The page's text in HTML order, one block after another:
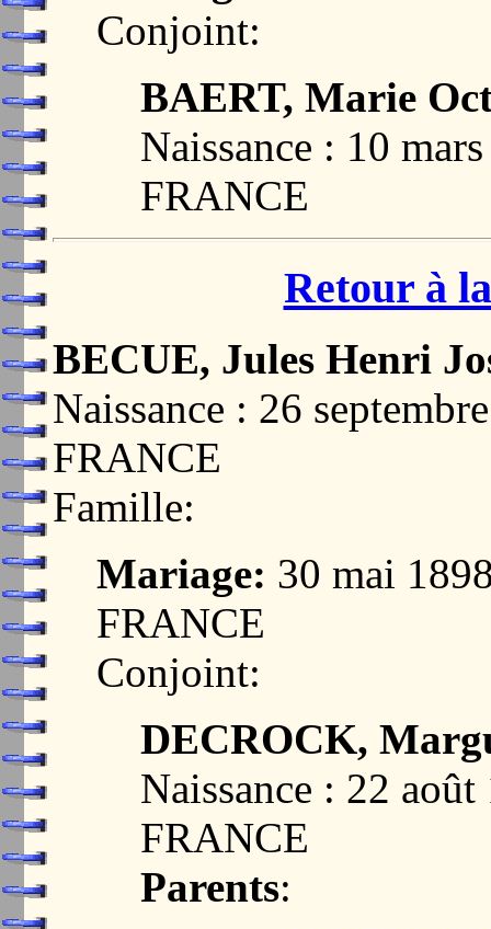
Conjoint:
BAERT, Marie
Naissance : 10
FRANCE
Retour à
BECUE, Jules Henri
Naissance : 26
FRANCE
Famille:
Mariage: 30 mai
FRANCE
Conjoint:
DECROCK,
Naissance : 22
FRANCE
Parents: